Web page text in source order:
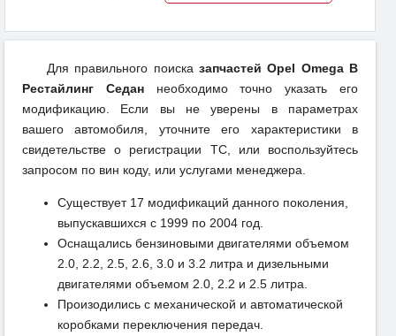
Для правильного поиска запчастей Opel Omega B
Рестайлинг Седаннеобходимо точно указать его
модификацию. Если вы не уверены в параметрах
вашего автомобиля, уточните его характеристики в
свидетельстве о регистрации ТС, или воспользуйтесь
запросом по вин коду, или услугами менеджера.
Существует 17 модификаций данного поколения,
выпускавшихся с 1999 по 2004 год.
Оснащались бензиновыми двигателями объемом
2.0, 2.2, 2.5, 2.6, 3.0 и 3.2 литра и дизельными
двигателями объемом 2.0, 2.2 и 2.5 литра.
Произодились с механической и автоматической
коробками переключения передач.